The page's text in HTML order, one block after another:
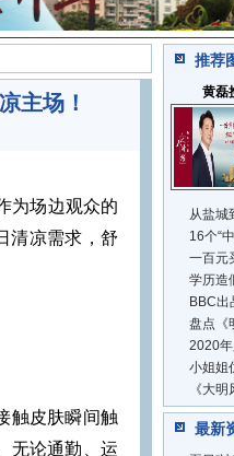
主场！
为场边观众的
清凉需求，舒
触皮肤瞬间触
无论通勤、运
推荐
黄磊
从盐城
16个“
一百元
学历造
BBC
盘点《
2020
小姐姐
《大
最新